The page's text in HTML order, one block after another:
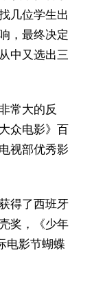
几位学生出
，最终决定
中又选出三
常大的反
众电影》百
视部优秀影
得了西班牙
奖，《少年
电影节蝴蝶